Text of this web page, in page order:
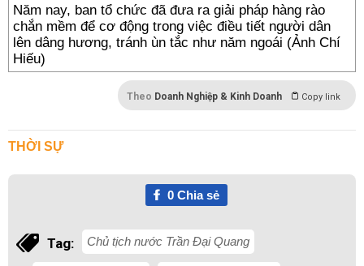
Năm nay, ban tổ chức đã đưa ra giải pháp hàng rào
chắn mềm để cơ động trong việc điều tiết người dân
lên dâng hương, tránh ùn tắc như năm ngoái (Ảnh Chí
Hiếu)
Theo Doanh Nghiệp & Kinh Doanh Copy link
THỜI SỰ
0Chia sẻ
Tag: Chủ tịch nước Trần Đại Quang